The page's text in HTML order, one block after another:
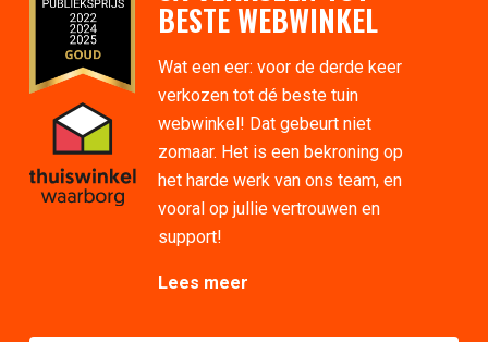
BESTE WEBWINKEL
Wat een eer: voor de derde keer
verkozen tot dé beste tuin
webwinkel! Dat gebeurt niet
zomaar. Het is een bekroning op
het harde werk van ons team, en
vooral op jullie vertrouwen en
support!
Lees meer